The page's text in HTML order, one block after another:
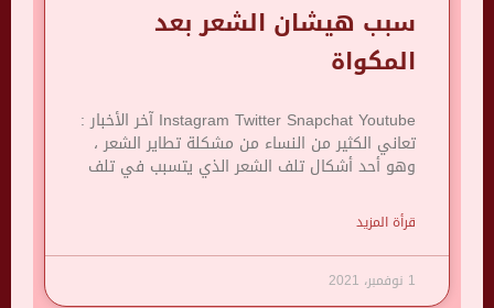
سبب هيشان الشعر بعد
المكواة
Instagram Twitter Snapchat Youtube آخر الأخبار :
تعاني الكثير من النساء من مشكلة تطاير الشعر ،
وهو أحد أشكال تلف الشعر الذي يتسبب في تلف
قرأة المزيد
1 نوفمبر، 2021